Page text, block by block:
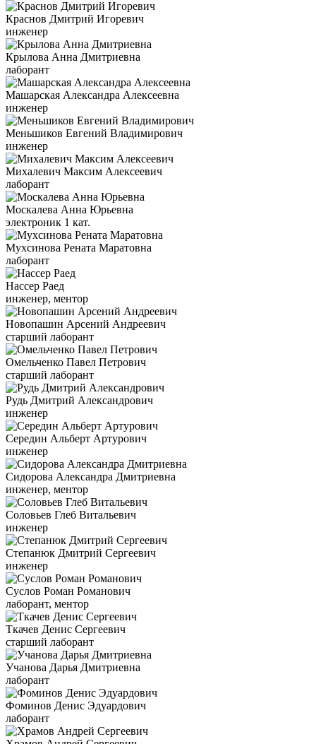
Краснов Дмитрий Игоревич
инженер
Крылова Анна Дмитриевна
лаборант
Машарская Александра Алексеевна
инженер
Меньшиков Евгений Владимирович
инженер
Михалевич Максим Алексеевич
лаборант
Москалева Анна Юрьевна
электроник 1 кат.
Мухсинова Рената Маратовна
лаборант
Нассер Раед
инженер, ментор
Новопашин Арсений Андреевич
старший лаборант
Омельченко Павел Петрович
старший лаборант
Рудь Дмитрий Александрович
инженер
Середин Альберт Артурович
инженер
Сидорова Александра Дмитриевна
инженер, ментор
Соловьев Глеб Витальевич
инженер
Степанюк Дмитрий Сергеевич
инженер
Суслов Роман Романович
лаборант, ментор
Ткачев Денис Сергеевич
старший лаборант
Учанова Дарья Дмитриевна
лаборант
Фоминов Денис Эдуардович
лаборант